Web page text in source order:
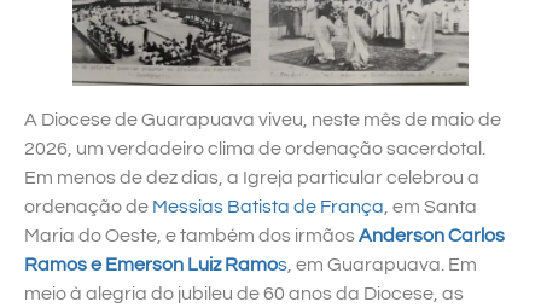
A Diocese de Guarapuava viveu, neste mês de maio de
2026, um verdadeiro clima de ordenação sacerdotal.
Em menos de dez dias, a Igreja particular celebrou a
ordenação de Messias Batista de França , em Santa
Maria do Oeste, e também dos irmãos Anderson Carlos
Ramos e Emerson Luiz Ramos , em Guarapuava. Em
meio à alegria do jubileu de 60 anos da Diocese, as